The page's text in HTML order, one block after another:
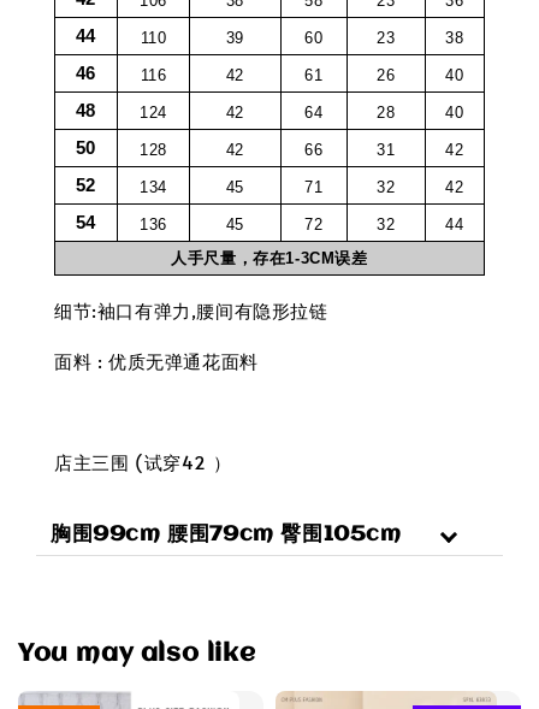
44 110 39 60 23 38
46 116 42 61 26 40
48 124 42 64 28 40
50 128 42 66 31 42
52 134 45 71 32 42
54 136 45 72 32
44
人手尺量，存在1-3CM误差
细节:袖口有弹力,腰间有隐形拉链
面料 : 优质无弹通花面料
店主三围 (试穿42 ）
胸围99cm 腰围79cm 臀围105cm
You may also like